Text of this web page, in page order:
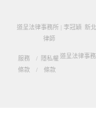
道呈法律事務所 | 李冠穎
律師
新
服務
條款
/
/
隱私權
條款
道呈法律事務